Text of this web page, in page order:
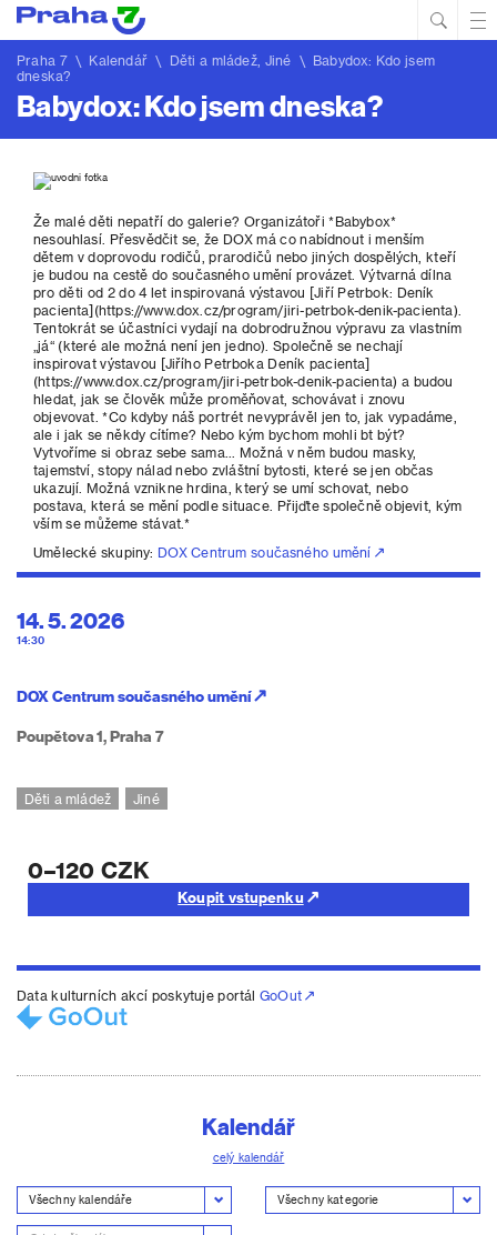
Praha 7\ Kalendář\ Děti a mládež, Jiné \ Babydox: Kdo jsem
dneska?
Babydox: Kdo jsem dneska?
Že malé děti nepatří do galerie? Organizátoři *Babybox*
nesouhlasí. Přesvědčit se, že DOX má co nabídnout i menším
dětem v doprovodu rodičů, prarodičů nebo jiných dospělých, kteří
je budou na cestě do současného umění provázet. Výtvarná dílna
pro děti od 2 do 4 let inspirovaná výstavou [Jiří Petrbok: Deník
pacienta](https://www.dox.cz/program/jiri-petrbok-denik-pacienta).
Tentokrát se účastníci vydají na dobrodružnou výpravu za vlastním
„já“ (které ale možná není jen jedno). Společně se nechají
inspirovat výstavou [Jiřího Petrboka Deník pacienta]
(https://www.dox.cz/program/jiri-petrbok-denik-pacienta) a budou
hledat, jak se člověk může proměňovat, schovávat i znovu
objevovat. *Co kdyby náš portrét nevyprávěl jen to, jak vypadáme,
ale i jak se někdy cítíme? Nebo kým bychom mohli bt být?
Vytvoříme si obraz sebe sama... Možná v něm budou masky,
tajemství, stopy nálad nebo zvláštní bytosti, které se jen občas
ukazují. Možná vznikne hrdina, který se umí schovat, nebo
postava, která se mění podle situace. Přijďte společně objevit, kým
vším se můžeme stávat.*
Umělecké skupiny: DOX Centrum současného umění
14. 5. 2026
14:30
DOX Centrum současného umění
Poupětova 1, Praha 7
Děti a mládež Jiné
0–120 CZK
Koupit vstupenku
Data kulturních akcí poskytuje portálGoOut
Kalendář
celý kalendář